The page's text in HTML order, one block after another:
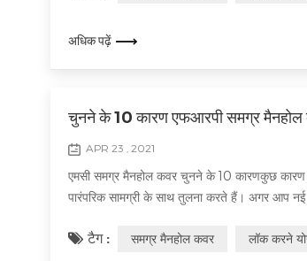
अधिक पढ़ें
चुनने के 10 कारण एफआरपी समग्र
APR 23 , 2021
एमसी समग्र मैनहोल कवर चुनने के 10 कारणकुछ
पारंपरिक सामग्री के साथ तुलना करते हैं। अगर आप
टैग : समग्र मैनहोल कवर लॉक करने